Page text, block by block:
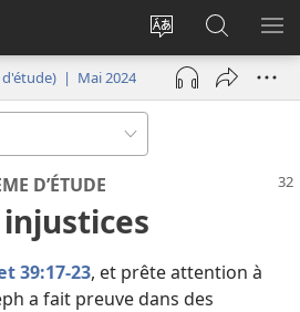
Changer
langue
Se
connecter
(ouvre
nouvelle
sur
JW.ORG
d'étude) | Mai 2024
D’ÉTUDE
39:17-23, et prête attention à
a fait preuve dans des